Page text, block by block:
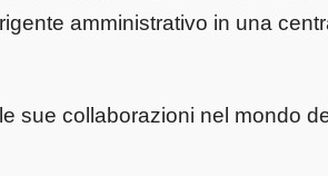
amministrativo in una
sue collaborazioni nel mondo